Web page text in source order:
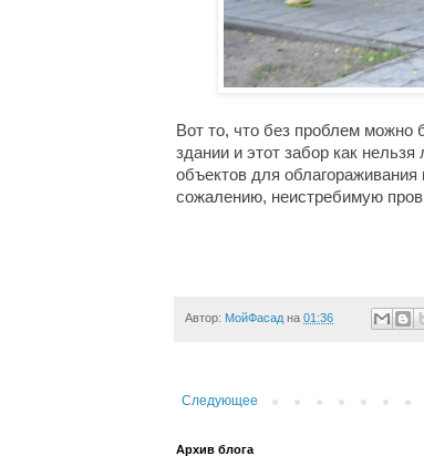
Вот то, что без проблем можно
здании и этот забор как
объектов для облагораживания
сожалению, неистребимую
Автор: МойФасад на 01:36
Следующее
Архив блога